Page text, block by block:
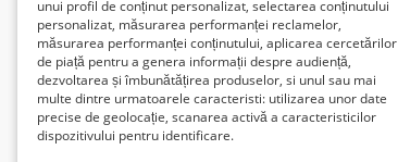
Cumpar teren agricol
100 Lei 19 Lei
unui profil de conținut personalizat, selectarea conținutului
personalizat, măsurarea performanței reclamelor,
măsurarea performanței conținutului, aplicarea cercetărilor
de piață pentru a genera informații despre audiență,
dezvoltarea și îmbunătățirea produselor, si unul sau mai
multe dintre urmatoarele caracteristi: utilizarea unor date
precise de geolocație, scanarea activă a caracteristicilor
dispozitivului pentru identificare.